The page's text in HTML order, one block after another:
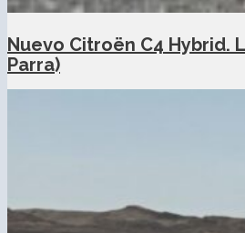
Nuevo Citroën C4 Hybrid.
Parra)